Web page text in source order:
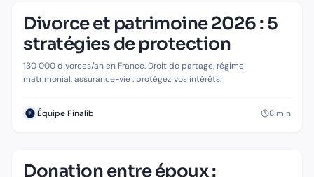
Divorce et patrimoine 2026 : 5
stratégies de protection
130 000 divorces/an en France. Droit de partage, régime
matrimonial, assurance-vie : protégez vos intérêts.
Équipe Finalib 8min
Donation entre époux :